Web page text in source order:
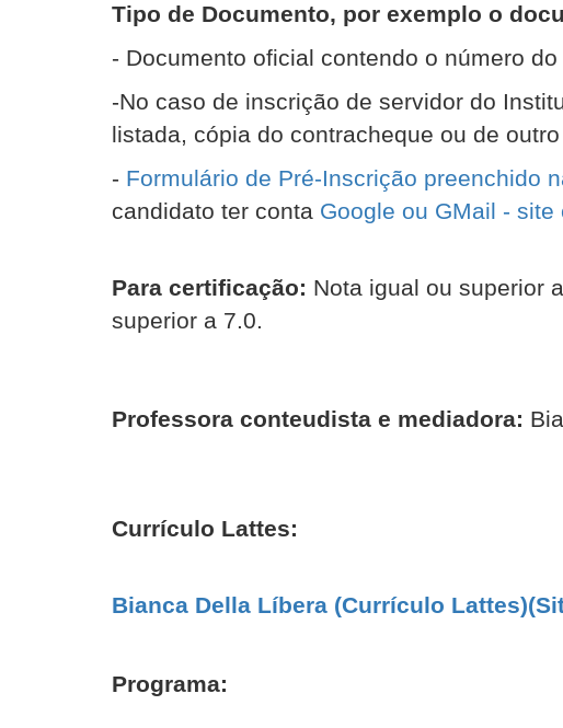
Tipo de Documento, por exemplo o
- Documento oficial contendo o número
-No caso de inscrição de servidor do
listada, cópia do contracheque ou de
- Formulário de Pré-Inscrição preenchido
candidato ter conta Google ou GMail - site
Para certificação: Nota igual ou superior
superior a 7.0.
Professora conteudista e mediadora:
Currículo Lattes:
Bianca Della Líbera (Currículo
Programa: